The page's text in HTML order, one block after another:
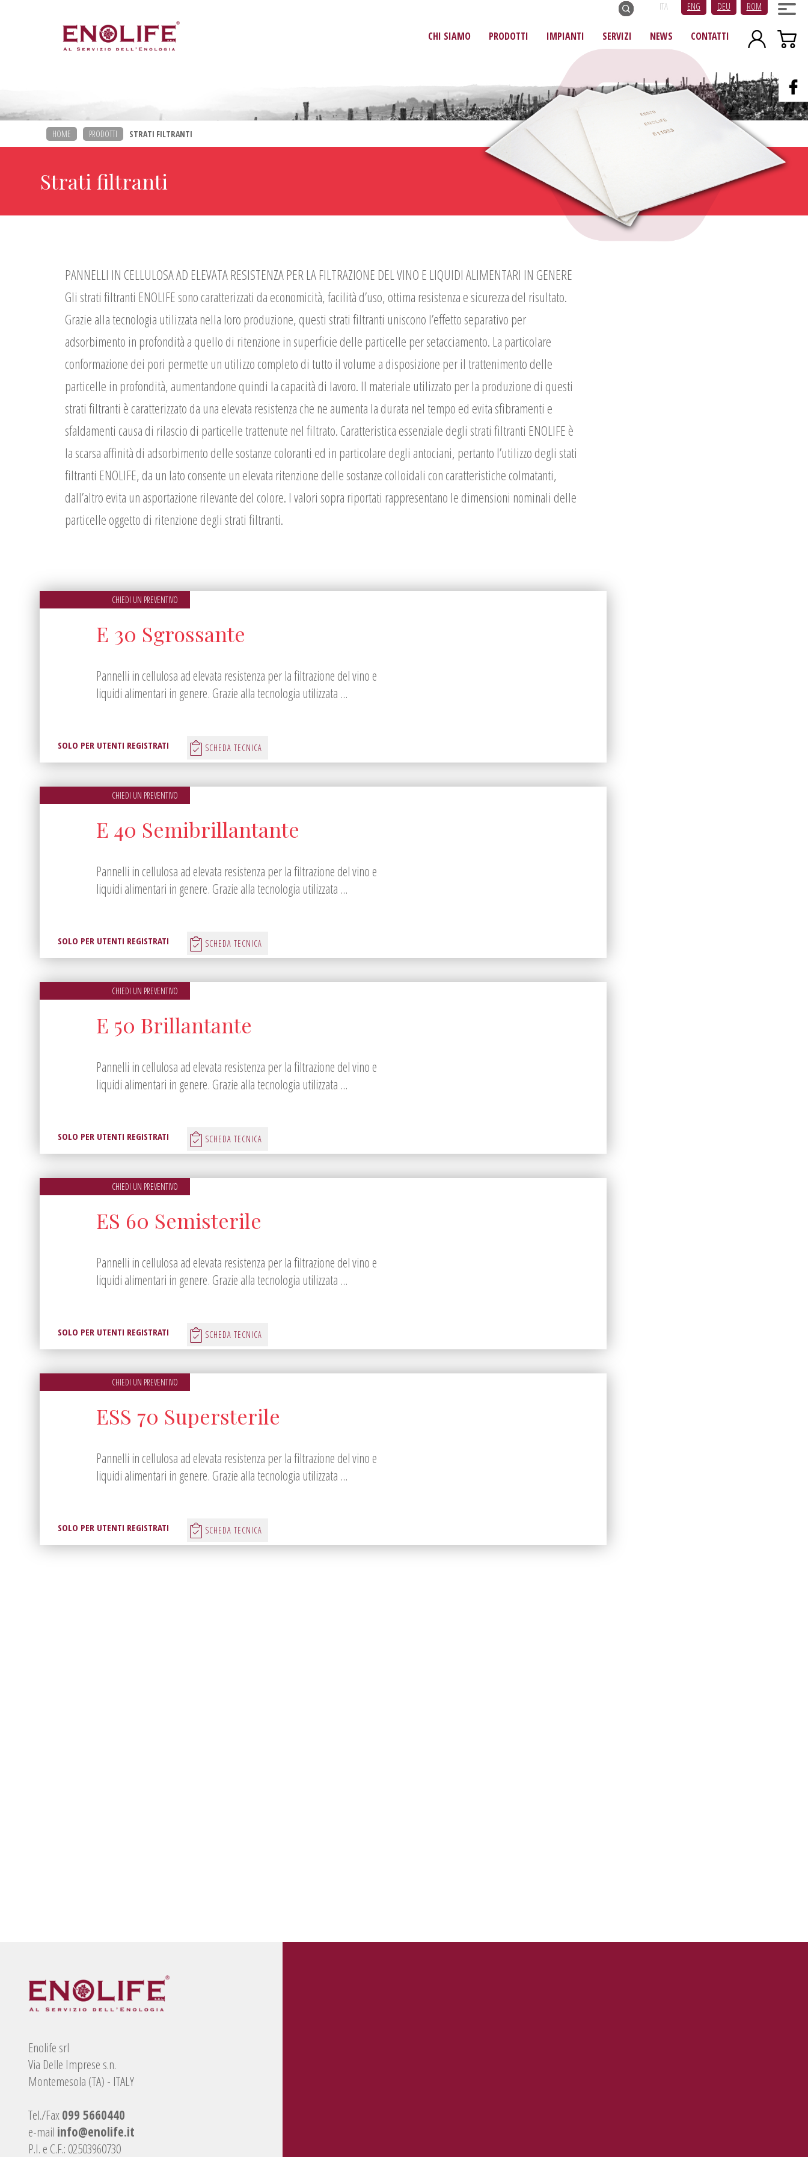
ITA ENG DEU ROM
CHI SIAMO PRODOTTI IMPIANTI SERVIZI NEWS CONTATTI
HOME PRODOTTI STRATI FILTRANTI
Strati filtranti
PANNELLI IN CELLULOSA AD ELEVATA RESISTENZA PER LA FILTRAZIONE DEL VINO E LIQUIDI ALIMENTARI IN GENERE
Gli strati filtranti ENOLIFE sono caratterizzati da economicità, facilità d’uso, ottima resistenza e sicurezza del risultato.
Grazie alla tecnologia utilizzata nella loro produzione, questi strati filtranti uniscono l’effetto separativo per
adsorbimento in profondità a quello di ritenzione in superficie delle particelle per setacciamento. La particolare
conformazione dei pori permette un utilizzo completo di tutto il volume a disposizione per il trattenimento delle
particelle in profondità, aumentandone quindi la capacità di lavoro. Il materiale utilizzato per la produzione di questi
strati filtranti è caratterizzato da una elevata resistenza che ne aumenta la durata nel tempo ed evita sfibramenti e
sfaldamenti causa di rilascio di particelle trattenute nel filtrato. Caratteristica essenziale degli strati filtranti ENOLIFE è
la scarsa affinità di adsorbimento delle sostanze coloranti ed in particolare degli antociani, pertanto l’utilizzo degli stati
filtranti ENOLIFE, da un lato consente un elevata ritenzione delle sostanze colloidali con caratteristiche colmatanti,
dall’altro evita un asportazione rilevante del colore. I valori sopra riportati rappresentano le dimensioni nominali delle
particelle oggetto di ritenzione degli strati filtranti.
E 30 Sgrossante
Pannelli in cellulosa ad elevata resistenza per la filtrazione del vino e
liquidi alimentari in genere. Grazie alla tecnologia utilizzata ...
CHIEDI UN PREVENTIVO
SOLO PER UTENTI REGISTRATI SCHEDA TECNICA
E 40 Semibrillantante
Pannelli in cellulosa ad elevata resistenza per la filtrazione del vino e
liquidi alimentari in genere. Grazie alla tecnologia utilizzata ...
CHIEDI UN PREVENTIVO
SOLO PER UTENTI REGISTRATI SCHEDA TECNICA
E 50 Brillantante
Pannelli in cellulosa ad elevata resistenza per la filtrazione del vino e
liquidi alimentari in genere. Grazie alla tecnologia utilizzata ...
CHIEDI UN PREVENTIVO
SOLO PER UTENTI REGISTRATI SCHEDA TECNICA
ES 60 Semisterile
Pannelli in cellulosa ad elevata resistenza per la filtrazione del vino e
liquidi alimentari in genere. Grazie alla tecnologia utilizzata ...
CHIEDI UN PREVENTIVO
SOLO PER UTENTI REGISTRATI SCHEDA TECNICA
ESS 70 Supersterile
Pannelli in cellulosa ad elevata resistenza per la filtrazione del vino e
liquidi alimentari in genere. Grazie alla tecnologia utilizzata ...
CHIEDI UN PREVENTIVO
SOLO PER UTENTI REGISTRATI SCHEDA TECNICA
Enolife srl
Via Delle Imprese s.n.
Montemesola (TA) - ITALY
Tel./Fax099 5660440
e-mail info@enolife.it
P.I. e C.F.: 02503960730